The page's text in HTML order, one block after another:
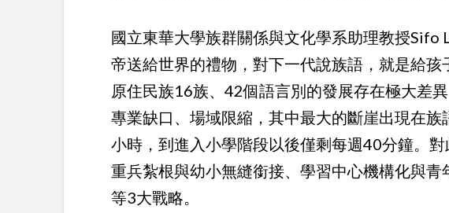
國立東華大學族群關係與文化學系助理教授Sifo
帝送給世界的禮物，對下一代說族語，就是給
原住民族16族、42個語言別的發展存在極大差
專業缺口、場域限縮，其中最大的斷崖出現在
小時，到進入小學階段以後僅剩每週40分鐘。
重兵紮根與幼小無縫銜接、學習中心機構化與
等3大戰略。